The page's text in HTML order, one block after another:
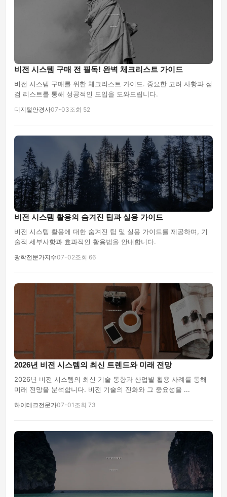
비전 시스템 구매 전 필독! 완벽 체크리스트 가이드
비전 시스템 구매를 위한 체크리스트 가이드. 중요한 고려 사항과 점
검 리스트를 통해 성공적인 도입을 도와드립니다.
디지털안경사07-03조회 52
비전 시스템 활용의 숨겨진 팁과 실용 가이드
비전 시스템 활용에 대한 숨겨진 팁 및 실용 가이드를 제공하며, 기
술적 세부사항과 효과적인 활용법을 안내합니다.
광학전문가지수07-02조회 66
2026년 비전 시스템의 최신 트렌드와 미래 전망
2026년 비전 시스템의 최신 기술 동향과 산업별 활용 사례를 통해
미래 전망을 분석합니다. 비전 기술의 진화와 그 중요성을 ...
하이테크전문가07-01 조회 73